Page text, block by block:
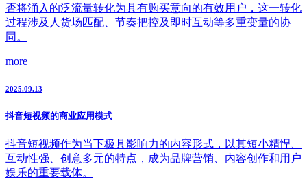
否将涌入的泛流量转化为具有购买意向的有效用户，这一转化
过程涉及人货场匹配、节奏把控及即时互动等多重变量的协
同。
more
2025.09.13
抖音短视频的商业应用模式
抖音短视频作为当下极具影响力的内容形式，以其短小精悍、
互动性强、创意多元的特点，成为品牌营销、内容创作和用户
娱乐的重要载体。